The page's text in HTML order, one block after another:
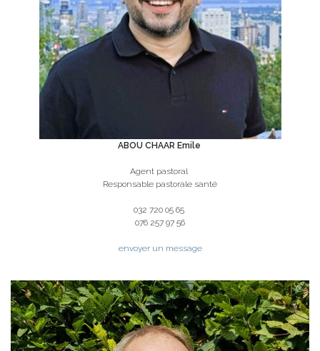
ABOU CHAAR Emile
Agent pastoral
Responsable pastorale santé
032 720 05 65
076 257 97 56
envoyer un message